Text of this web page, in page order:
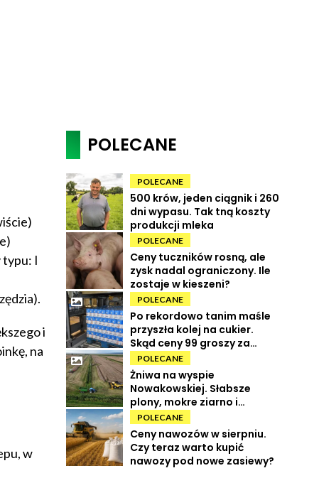
typu: I
i
na
w
POLECANE
POLECANE
500 krów, jeden ciągnik i 260
dni wypasu. Tak tną koszty
produkcji mleka
POLECANE
Ceny tuczników rosną, ale
zysk nadal ograniczony. Ile
zostaje w kieszeni?
POLECANE
Po rekordowo tanim maśle
przyszła kolej na cukier.
Skąd ceny 99 groszy za
kilogram?
POLECANE
Żniwa na wyspie
Nowakowskiej. Słabsze
plony, mokre ziarno i
wysokie koszty
POLECANE
Ceny nawozów w sierpniu.
Czy teraz warto kupić
nawozy pod nowe zasiewy?